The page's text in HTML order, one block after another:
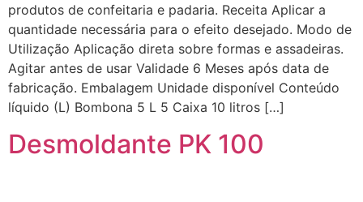
produtos de confeitaria e padaria. Receita Aplicar a
quantidade necessária para o efeito desejado. Modo de
Utilização Aplicação direta sobre formas e assadeiras.
Agitar antes de usar Validade 6 Meses após data de
fabricação. Embalagem Unidade disponível Conteúdo
líquido (L) Bombona 5 L 5 Caixa 10 litros […]
Desmoldante PK 100